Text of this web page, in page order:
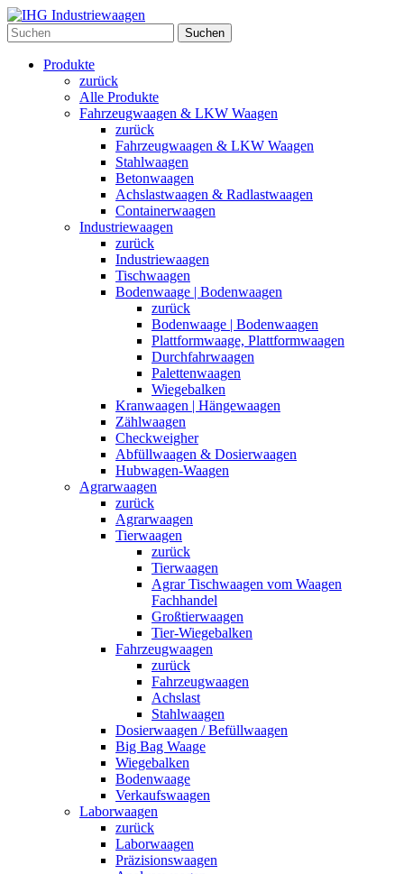
Suchen
Produkte
zurück
Alle Produkte
Fahrzeugwaagen & LKW Waagen
zurück
Fahrzeugwaagen & LKW Waagen
Stahlwaagen
Betonwaagen
Achslastwaagen & Radlastwaagen
Containerwaagen
Industriewaagen
zurück
Industriewaagen
Tischwaagen
Bodenwaage | Bodenwaagen
zurück
Bodenwaage | Bodenwaagen
Plattformwaage, Plattformwaagen
Durchfahrwaagen
Palettenwaagen
Wiegebalken
Kranwaagen | Hängewaagen
Zählwaagen
Checkweigher
Abfüllwaagen & Dosierwaagen
Hubwagen-Waagen
Agrarwaagen
zurück
Agrarwaagen
Tierwaagen
zurück
Tierwaagen
Agrar Tischwaagen vom Waagen
Fachhandel
Großtierwaagen
Tier-Wiegebalken
Fahrzeugwaagen
zurück
Fahrzeugwaagen
Achslast
Stahlwaagen
Dosierwaagen / Befüllwaagen
Big Bag Waage
Wiegebalken
Bodenwaage
Verkaufswaagen
Laborwaagen
zurück
Laborwaagen
Präzisionswaagen